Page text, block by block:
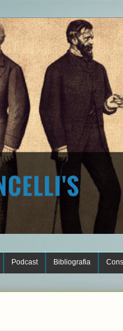
Podcast Bibliografia